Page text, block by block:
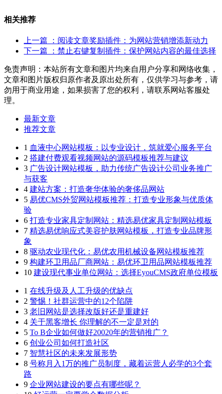
相关推荐
上一篇
：阅读文章奖励插件：为网站营销增添新动力
下一篇
：禁止右键复制插件：保护网站内容的最佳选择
免责声明：本站所有文章和图片均来自用户分享和网络收集，
文章和图片版权归原作者及原出处所有，仅供学习与参考，请
勿用于商业用途，如果损害了您的权利，请联系网站客服处
理。
最新文章
推荐文章
1 血液中心网站模板：以专业设计，筑就爱心服务平台
2 搭建付费观看视频网站的源码模板推荐与建议
3 广告设计网站模板，助力传统广告设计公司业务推广
与获客
4 建站方案：打造奢华体验的奢侈品网站
5 易优CMS外贸网站模板推荐：打造专业形象与优质体
验
6 打造专业家具定制网站：精选易优家具定制网站模板
7 精选易优响应式美容护肤网站模板，打造专业品牌形
象
8 驱动农业现代化：易优农用机械设备网站模板推荐
9 构建环卫用品厂商网站：易优环卫用品网站模板推荐
10 建设现代事业单位网站：选择EyouCMS政府单位模板
1 在线升级及人工升级的优缺点
2 警惕！社群运营中的12个陷阱
3 老旧网站是选择改版好还是重建好
4 关于黑客增长 你理解的不一定是对的
5 To B企业如何做好20020年的营销推广？
6 创业公司如何打造社区
7 智慧社区的未来发展形势
8 号称月入1万的推广员制度，藏着运营人必学的3个套
路
9 企业网站建设的要点有哪些呢？